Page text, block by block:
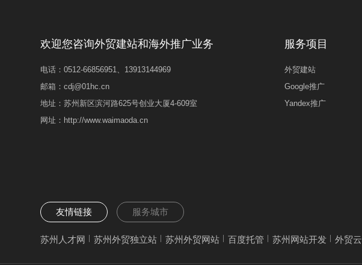
欢迎您咨询外贸建站和海外推广业务
电话：0512-66856951、13913144969
邮箱：cdj@01hc.cn
地址：苏州新区滨河路625号创业大厦4-609室
网址：http://www.waimaoda.cn
服务项目
外贸建站
Google推广
Yandex推广
友情链接 服务城市
苏州人才网 苏州外贸独立站 苏州外贸网站 百度托管 苏州网站开发 外贸云